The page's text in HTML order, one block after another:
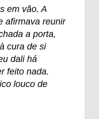
em vão. A
afirmava reunir
a porta,
cura de si
dali há
feito nada.
louco de